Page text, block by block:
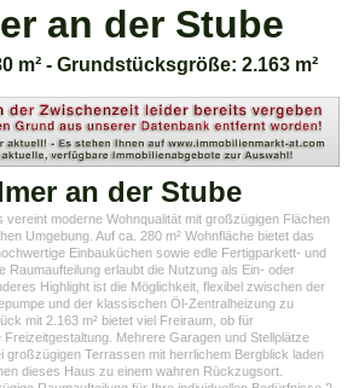
an der Stube
m² - Grundstücksgröße: 2.163 m²
an der Stube
vereint moderne Wohnqualität mit großzügigen Flächen
Umgebung. Auf ca. 280 m² Wohnfläche bietet das
Einbauküchen sowie edle Fertigparkett- und
Raumaufteilung erlaubt die Nutzung als Ein- oder
Highlight ist die Möglichkeit, flexibel zwischen der
und der klassischen Öl-Zentralheizung zu
mit 2.163 m² bietet viel Freiraum, ob für
Mehrere Garagen und Stellplätze
großzügigen Terrassen mit herrlichem Bergblick laden
dieses Haus zu einem wahren Rückzugsort.